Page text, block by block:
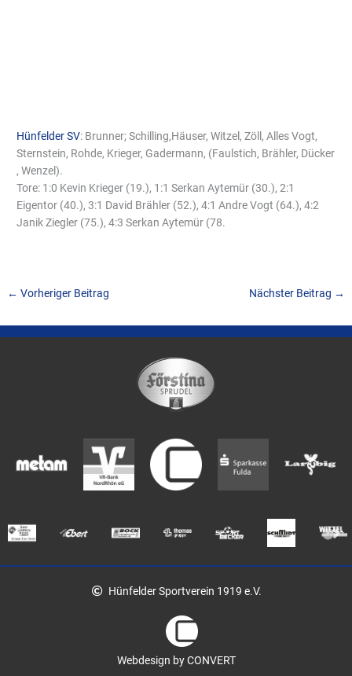
Hünfelder SV: Brunner; Schilling,Häuser, Witzel, Zöll, Alles Vogt,
Sternstein, Rohde, Krieger, Gadermann, (Faulstich, Brähler, Dücker
, Wenzel).
Tore: 1:0 Kevin Krieger (19.), 1:1 Serkan Aytemür (30.), 2:1
Eigentor (40.), 3:1 David Brähler (52.), 4:1 Andre Vogt (64.), 4:2
Janik Ziegler (75.), 4:3 Serkan Aytemür (78.
← Vorheriger Beitrag Nächster Beitrag →
Hünfelder Sportverein 1919 e.V.
Webdesign by CONVERT